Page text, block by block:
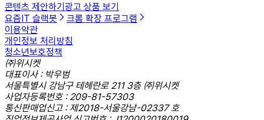
콘텐츠 제안하기 광고 상품 보기
요즘IT 슬랙봇
크롬 확장 프로그램
이용약관
개인정보 처리방침
청소년보호정책
㈜위시켓
대표이사 : 박우범
서울특별시 강남구 테헤란로 211 3층 ㈜위시켓
사업자등록번호 : 209-81-57303
통신판매업신고 : 제2018-서울강남-02337 호